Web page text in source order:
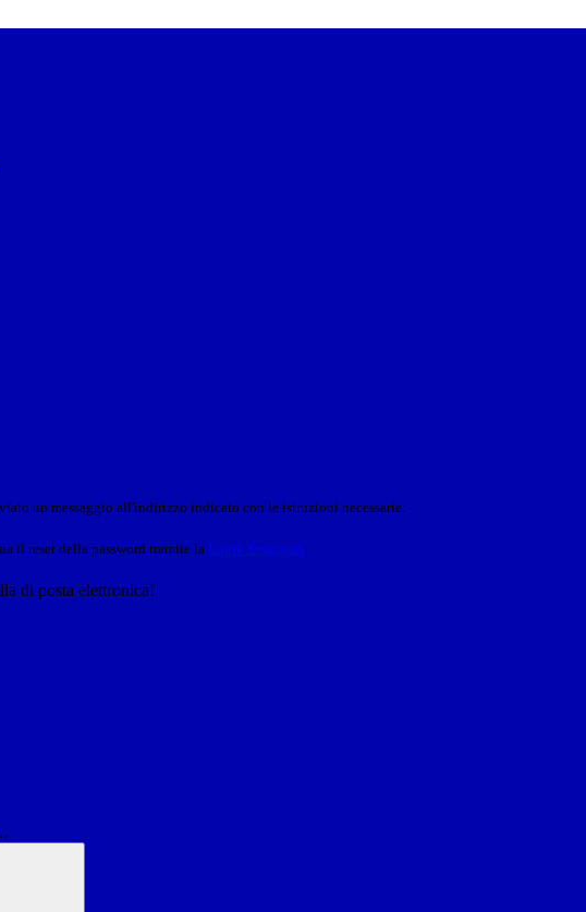
un messaggio all'indirizzo indicato con le istruzioni necessarie.
il reset della password tramite la Login Spaggiari
di posta elettronica!